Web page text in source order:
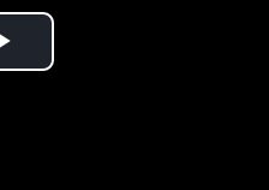
Play Video